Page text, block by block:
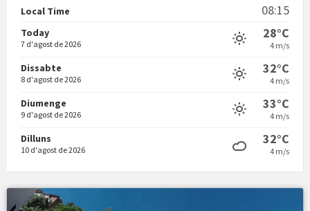
Vermuts a la Font. Hit parit
Local Time 08:15
Today
7 d'agost de 2026
28°C
4 m/s
Dissabte
8 d'agost de 2026
32°C
4 m/s
Diumenge
9 d'agost de 2026
33°C
4 m/s
Dilluns
10 d'agost de 2026
32°C
4 m/s